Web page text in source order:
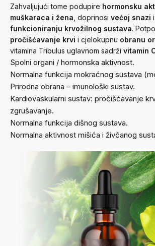
Zahvaljujući tome podupire hormonsku
muškaraca i žena , doprinosi većoj snazi
funkcioniranju krvožilnog sustava.
pročišćavanje krvi i cjelokupnu obranu
vitamina Tribulus uglavnom sadrži vitamin
Spolni organi / hormonska aktivnost.
Normalna funkcija mokraćnog sustava
Prirodna obrana – imunološki sustav.
Kardiovaskularni sustav: pročišćavanje
zgrušavanje.
Normalna funkcija dišnog sustava.
Normalna aktivnost mišića i živčanog